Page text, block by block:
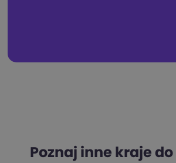
Poznaj inne kraje